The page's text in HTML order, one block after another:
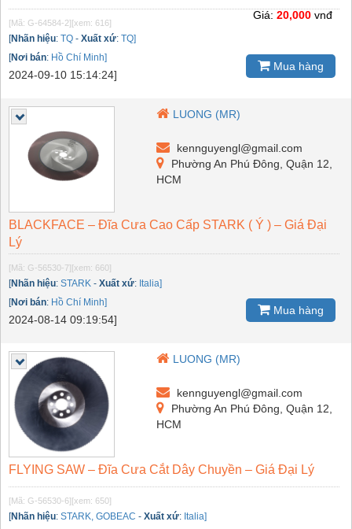
[Mã: G-64584-2] [xem: 616]
[Nhãn hiệu: TQ - Xuất xứ: TQ]
[Nơi bán: Hồ Chí Minh]
2024-09-10 15:14:24]
Giá: 20,000 vnđ
Mua hàng
LUONG (MR)
kennguyengl@gmail.com
Phường An Phú Đông, Quận 12,
HCM
BLACKFACE – Đĩa Cưa Cao Cấp STARK ( Ý ) – Giá Đại
Lý
[Mã: G-56530-7] [xem: 660]
[Nhãn hiệu: STARK - Xuất xứ: Italia]
[Nơi bán: Hồ Chí Minh]
2024-08-14 09:19:54]
Mua hàng
LUONG (MR)
kennguyengl@gmail.com
Phường An Phú Đông, Quận 12,
HCM
FLYING SAW – Đĩa Cưa Cắt Dây Chuyền – Giá Đại Lý
[Mã: G-56530-6] [xem: 650]
[Nhãn hiệu: STARK, GOBEAC - Xuất xứ: Italia]